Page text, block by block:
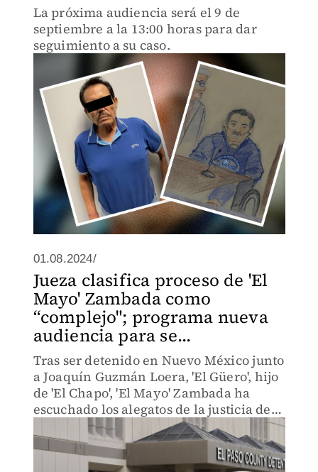
La próxima audiencia será el 9 de
septiembre a la 13:00 horas para dar
seguimiento a su caso.
01.08.2024/
Jueza clasifica proceso de 'El
Mayo' Zambada como
“complejo"; programa nueva
audiencia para se...
Tras ser detenido en Nuevo México junto
a Joaquín Guzmán Loera, 'El Güero', hijo
de 'El Chapo', 'El Mayo' Zambada ha
escuchado los alegatos de la justicia de
Estados unidos en su contra.